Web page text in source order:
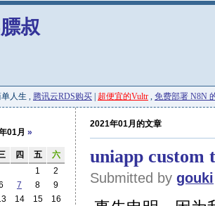
叔
人生 , 腾讯云RDS购买 超便宜的Vultr , 免费部署 N8N
2021年01月的文章
uniapp custom
Submitted by gouki
01月 »
四 五
六
1
2
7 8
9
14 15
16